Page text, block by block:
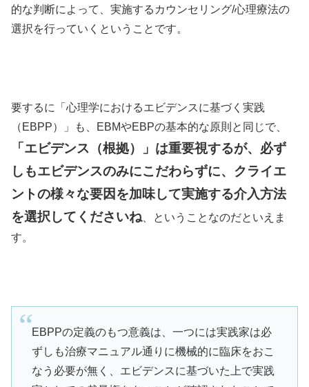
的な判断によって、実施するカウンセリング/心理療法の
選択を行っていくということです。
要するに「心理学におけるエビデンスに基づく実践
（EBPP）」も、EBMやEBPの基本的な原則と同じで、
「エビデンス（根拠）」は重要視するが、必ず
しもエビデンスのみにこだわらずに、クライエ
ントの様々な要因を加味して実施する介入方法
を選択してくださいね 、ということなのだといえま
す。
EBPPの定義のもつ意義は、一つには実践家は必
ずしも治療マニュアル通りに機械的に臨床をおこ
なう必要が無く、エビデンスに基づいた上で実践